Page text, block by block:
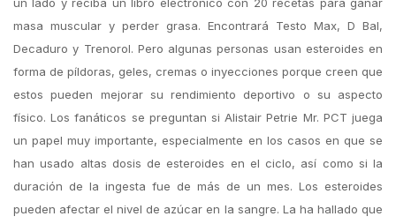
masa muscular y perder grasa. Encontrará Testo Max, D Bal,
Decaduro y Trenorol. Pero algunas personas usan esteroides en
forma de píldoras, geles, cremas o inyecciones porque creen que
estos pueden mejorar su rendimiento deportivo o su aspecto
físico. Los fanáticos se preguntan si Alistair Petrie Mr. PCT juega
un papel muy importante, especialmente en los casos en que se
han usado altas dosis de esteroides en el ciclo, así como si la
duración de la ingesta fue de más de un mes. Los esteroides
pueden afectar el nivel de azúcar en la sangre. La ha hallado que